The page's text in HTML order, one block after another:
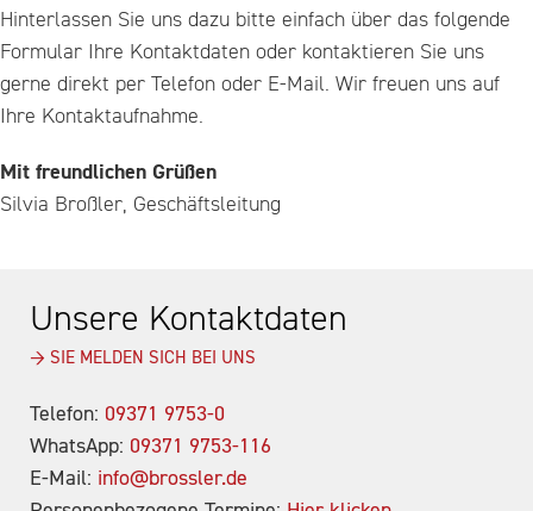
Hinterlassen Sie uns dazu bitte einfach über das folgende
Formular Ihre Kontaktdaten oder kontaktieren Sie uns
gerne direkt per Telefon oder E-Mail. Wir freuen uns auf
Ihre Kontaktaufnahme.
Mit freundlichen Grüßen
Silvia Broßler, Geschäftsleitung
Unsere Kontaktdaten
→ SIE MELDEN SICH BEI UNS
Telefon: 09371 9753-0
WhatsApp: 09371 9753-116
E-Mail: info@brossler.de